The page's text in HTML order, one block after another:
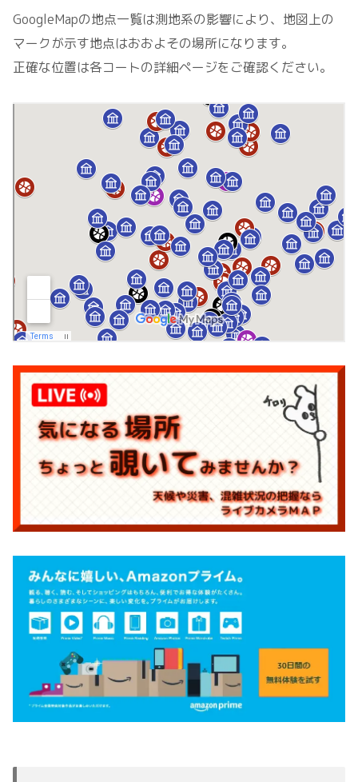
GoogleMapの地点一覧は測地系の影響により、地図上の
マークが示す地点はおおよその場所になります。
正確な位置は各コートの詳細ページをご確認ください。